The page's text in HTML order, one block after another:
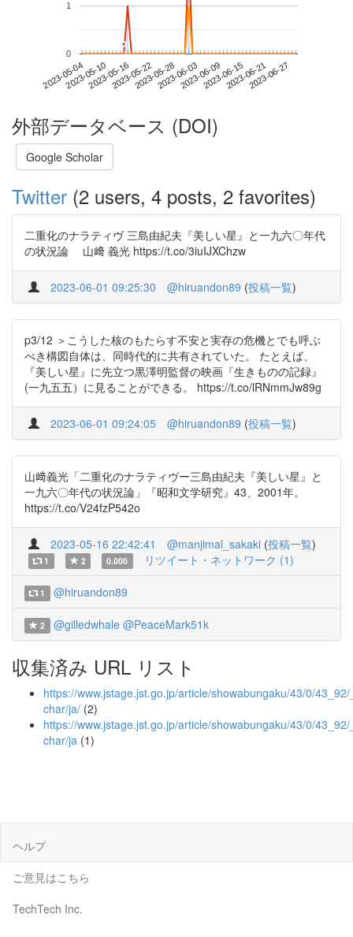
2023-05-042023-05-102023-05-162023-05-222023-05-282023-06-032023-06-092023-06-152023-06-212023-06-27
0
1
**
外部データベース (DOI)
Google Scholar
Twitter (2 users, 4 posts, 2 favorites)
二重化のナラティヴ 三島由紀夫『美しい星』と一九六〇年代
の状況論 山﨑 義光 https://t.co/3iuIJXChzw
2023-06-01 09:25:30 @hiruandon89 (投稿一覧)
p3/12 ＞こうした核のもたらす不安と実存の危機とでも呼ぶ
べき構図自体は、同時代的に共有されていた。 たとえば、
『美しい星』に先立つ黒澤明監督の映画『生きものの記録』
(一九五五）に見ることができる。 https://t.co/lRNmmJw89g
2023-06-01 09:24:05 @hiruandon89 (投稿一覧)
山﨑義光「二重化のナラティヴー三島由紀夫『美しい星』と
一九六〇年代の状況論」『昭和文学研究』43、2001年。
https://t.co/V24fzP542o
2023-05-16 22:42:41 @manjimal_sakaki (投稿一覧)
1 2 0.000 リツイート・ネットワーク (1)
1 @hiruandon89
2 @gilledwhale @PeaceMark51k
収集済み URL リスト
https://www.jstage.jst.go.jp/article/showabungaku/43/0/
char/ja/ (2)
https://www.jstage.jst.go.jp/article/showabungaku/43/0/
char/ja (1)
ヘルプ
ご意見はこちら
TechTech Inc.